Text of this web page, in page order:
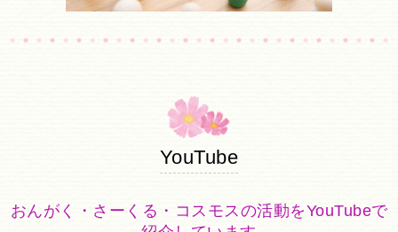
YouTube
おんがく・さーくる・コスモスの活動をYouTubeで